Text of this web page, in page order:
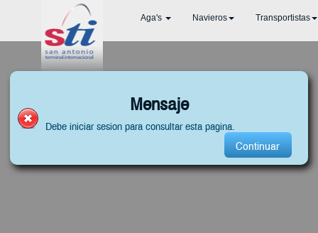
Aga's Navieros Transportistas
Mensaje
Debe iniciar sesion para consultar esta pagina.
Continuar